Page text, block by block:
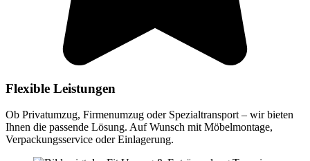
Flexible Leistungen
Ob Privatumzug, Firmenumzug oder Spezialtransport – wir bieten
Ihnen die passende Lösung. Auf Wunsch mit Möbelmontage,
Verpackungsservice oder Einlagerung.